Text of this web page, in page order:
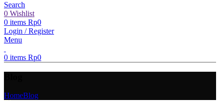
Search
0 Wishlist
0 items Rp0
Login / Register
Menu
0 items Rp0
HomeBlog